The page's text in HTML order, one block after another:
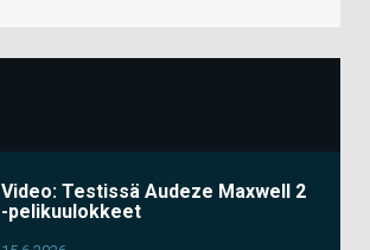
Video: Testissä Audeze Maxwell 2
-pelikuulokkeet